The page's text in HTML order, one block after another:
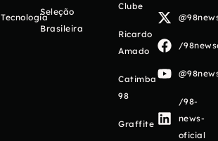
Tecnologia
Seleção
Brasileira
Clube
Ricardo
Amado
Catimba
98
Graffite
/
/98-
news-
oficial